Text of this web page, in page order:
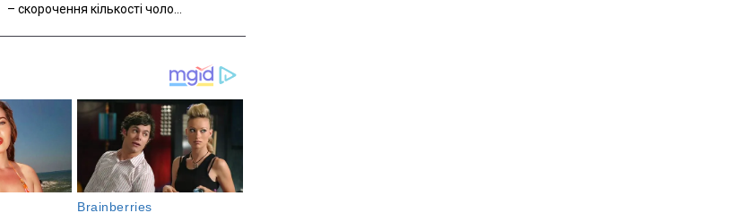
– скорочення кількості чоло...